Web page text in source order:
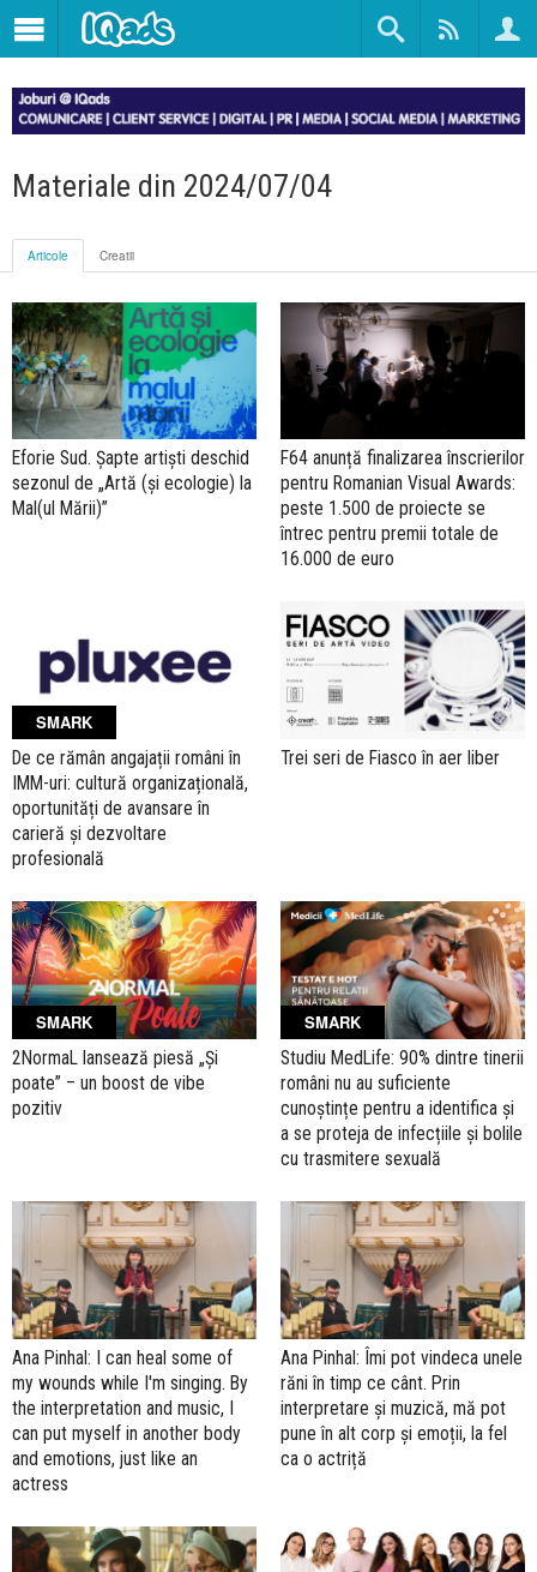
Materiale din 2024/07/04
Articole Creatii
Eforie Sud. Șapte artiști deschid
sezonul de „Artă (și ecologie) la
Mal(ul Mării)”
F64 anunță finalizarea înscrierilor
pentru Romanian Visual Awards:
peste 1.500 de proiecte se
întrec pentru premii totale de
16.000 de euro
SMARK
De ce rămân angajații români în
IMM-uri: cultură organizațională,
oportunități de avansare în
carieră și dezvoltare
profesională
Trei seri de Fiasco în aer liber
SMARK
2NormaL lansează piesă „Și
poate” – un boost de vibe
pozitiv
SMARK
Studiu MedLife: 90% dintre tinerii
români nu au suficiente
cunoștințe pentru a identifica și
a se proteja de infecțiile și bolile
cu trasmitere sexuală
Ana Pinhal: I can heal some of
my wounds while I'm singing. By
the interpretation and music, I
can put myself in another body
and emotions, just like an
actress
Ana Pinhal: Îmi pot vindeca unele
răni în timp ce cânt. Prin
interpretare și muzică, mă pot
pune în alt corp și emoții, la fel
ca o actriță